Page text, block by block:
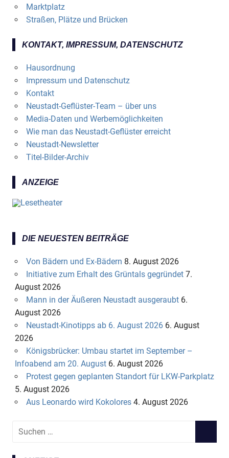
Marktplatz
Straßen, Plätze und Brücken
KONTAKT, IMPRESSUM, DATENSCHUTZ
Hausordnung
Impressum und Datenschutz
Kontakt
Neustadt-Geflüster-Team – über uns
Media-Daten und Werbemöglichkeiten
Wie man das Neustadt-Geflüster erreicht
Neustadt-Newsletter
Titel-Bilder-Archiv
ANZEIGE
DIE NEUESTEN BEITRÄGE
Von Bädern und Ex-Bädern 8. August 2026
Initiative zum Erhalt des Grüntals gegründet 7.
August 2026
Mann in der Äußeren Neustadt ausgeraubt 6.
August 2026
Neustadt-Kinotipps ab 6. August 2026 6. August
2026
Königsbrücker: Umbau startet im September –
Infoabend am 20. August 6. August 2026
Protest gegen geplanten Standort für LKW-Parkplatz
5. August 2026
Aus Leonardo wird Kokolores 4. August 2026